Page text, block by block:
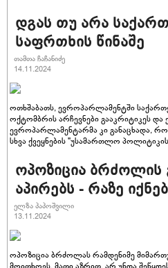
დგას თუ არა
საფრთხის წინაშე
თამთა ჩაჩანიძე
14.11.2024
ოთხშაბათს, ევროპარლამენტში
ოქტომბრის არჩევნები გააკრიტიკეს და
ევროპარლამენტარმა კი განაცხადა,
სხვა ქვეყნების "უსამართლო
ოპოზიცია ბრძოლის
აპირებს - რაზე
ელზა პაპოშვილი
13.11.2024
ოპოზიცია ბრძოლას რამდენიმე